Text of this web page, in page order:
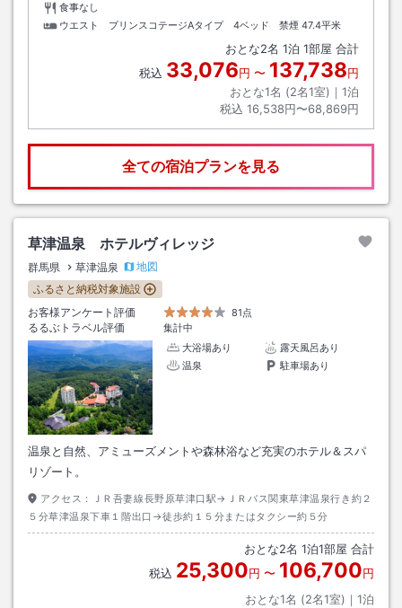
食事なし
ウエスト プリンスコテージAタイプ 4ベッド 禁煙 47.4平米
おとな2名 1泊 1部屋 合計
税込 33,076円 〜 137,738円
おとな1名 (2名1室)｜ 1泊
税込 16,538円〜68,869円
全ての宿泊プランを見る
草津温泉 ホテルヴィレッジ
群馬県 草津温泉
地図
ふるさと納税対象施設
お客様アンケート評価
81点
るるぶトラベル評価
集計中
大浴場あり
露天風呂あり
温泉
駐車場あり
温泉と自然、アミューズメントや森林浴など充実のホテル＆スパ
リゾート。
アクセス：
ＪＲ吾妻線長野原草津口駅→ＪＲバス関東草津温泉行き約２
５分草津温泉下車１階出口→徒歩約１５分またはタクシー約５分
おとな2名 1泊1部屋 合計
税込 25,300円 〜 106,700円
おとな1名 (2名1室)｜ 1泊